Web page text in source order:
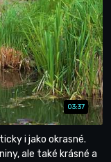
03:37
i jako okrasné.
ale také krásné a